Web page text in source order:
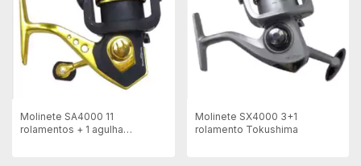
Molinete SA4000 11
rolamentos + 1 agulha
Molinete SX4000 3+1
rolamento Tokushima